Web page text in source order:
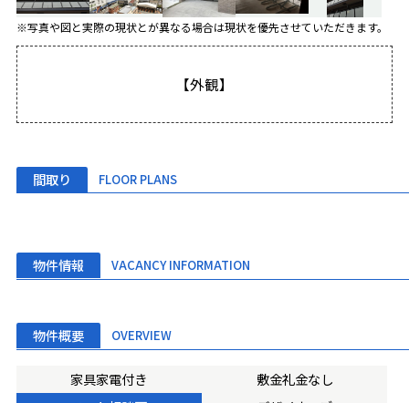
※写真や図と実際の現状とが異なる場合は現状を優先させていただきます。
【外観】
間取り FLOOR PLANS
物件情報 VACANCY INFORMATION
物件概要 OVERVIEW
家具家電付き
敷金礼金なし